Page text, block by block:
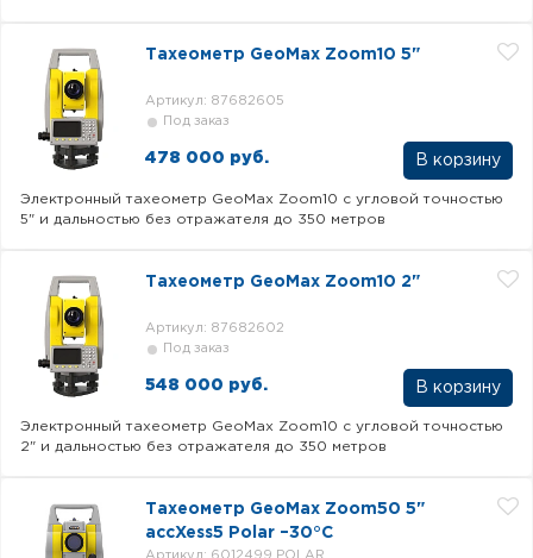
Тахеометр GeoMax Zoom10 5"
Под заказ
Артикул: 87682605
478 000 руб. В корзину
Электронный тахеометр GeoMax Zoom10 с угловой точностью
5" и дальностью без отражателя до 350 метров
Тахеометр GeoMax Zoom10 2"
Под заказ
Артикул: 87682602
548 000 руб. В корзину
Электронный тахеометр GeoMax Zoom10 с угловой точностью
2" и дальностью без отражателя до 350 метров
Тахеометр GeoMax Zoom50 5"
accXess5 Polar –30°C
Артикул: 6012499 POLAR